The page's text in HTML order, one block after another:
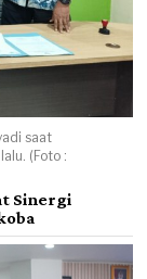
saat
(Foto :
Sinergi